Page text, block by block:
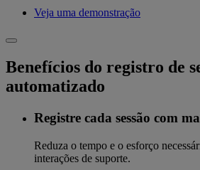
Veja uma demonstração
Benefícios do registro de
automatizado
Registre cada sessão com
Reduza o tempo e o esforço
interações de suporte.